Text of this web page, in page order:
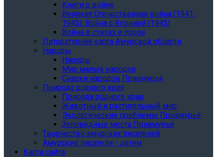
Книги о войне
Великая Отечественная война (1941-
1945). Война с Японией (1945)
Война в стихах и прозе
Литературная карта Амурской области
Народы
Народы
Мир малых народов
Сказки народов Приамурья
Природа родного края
Природа родного края
Животный и растительный мир
Экологические проблемы Приамурья
Заповедные места Приамурья
Творчество амурских писателей
Амурские писатели - детям
Карта сайта